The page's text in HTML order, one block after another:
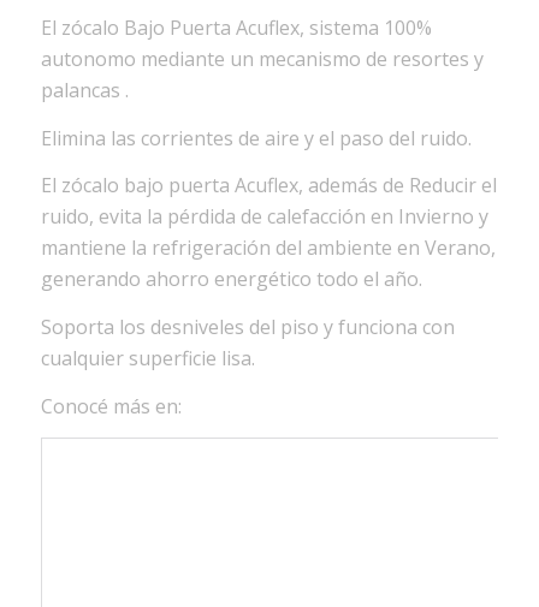
El zócalo Bajo Puerta Acuflex, sistema 100%
autonomo mediante un mecanismo de resortes y
palancas .
Elimina las corrientes de aire y el paso del ruido.
El zócalo bajo puerta Acuflex, además de Reducir el
ruido, evita la pérdida de calefacción en Invierno y
mantiene la refrigeración del ambiente en Verano,
generando ahorro energético todo el año.
Soporta los desniveles del piso y funciona con
cualquier superficie lisa.
Conocé más en: